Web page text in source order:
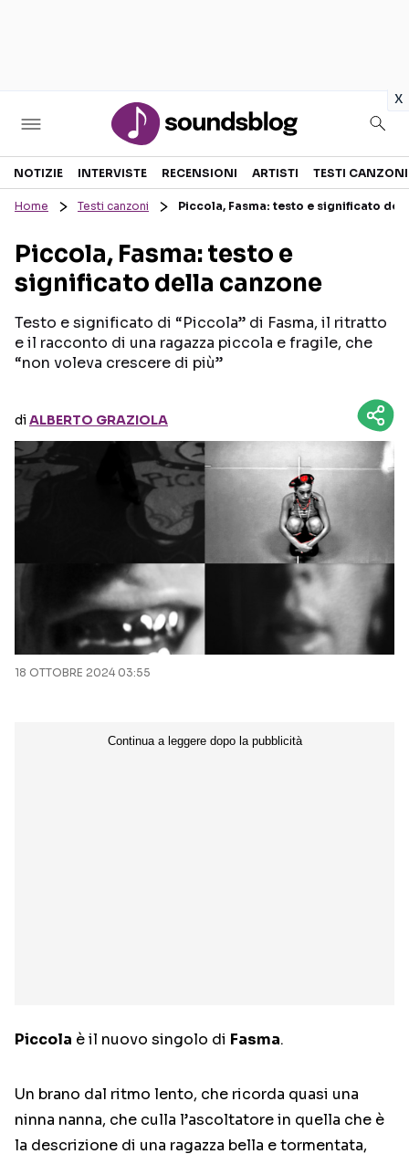
x
Sezioni
RECENSIONI MUSICALI
INTERVISTE
GOSSIP E CURIOSITÀ
TESTI CANZONI
TOUR ED EVENTI
TALENT SHOW
Seguici sui social
NOTIZIE INTERVISTE RECENSIONI ARTISTI TESTI CANZONI
Home Testi canzoni Piccola, Fasma: testo e significato
Piccola, Fasma: testo e
significato della canzone
Testo e significato di “Piccola” di Fasma, il ritratto
e il racconto di una ragazza piccola e fragile, che
“non voleva crescere di più”
diALBERTO GRAZIOLA
18 OTTOBRE 2024 03:55
Piccola è il nuovo singolo di Fasma.
Un brano dal ritmo lento, che ricorda quasi una
ninna nanna, che culla l’ascoltatore in quella che è
la descrizione di una ragazza bella e tormentata,